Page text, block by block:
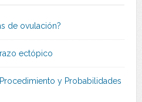
de ovulación?
ectópico
y Probabilidades